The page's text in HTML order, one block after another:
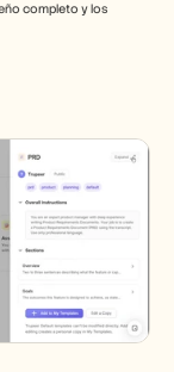
completo y los